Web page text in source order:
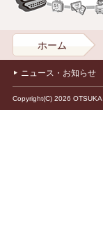
ホーム
ニュース・お知らせ
Copyright(C) 2026 OTSUKA